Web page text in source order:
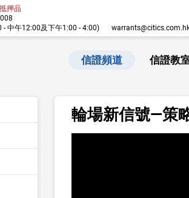
押品
- 中午12:00及下午1:00 - 4:00)
信證頻道 信證教
輪場新信號—策